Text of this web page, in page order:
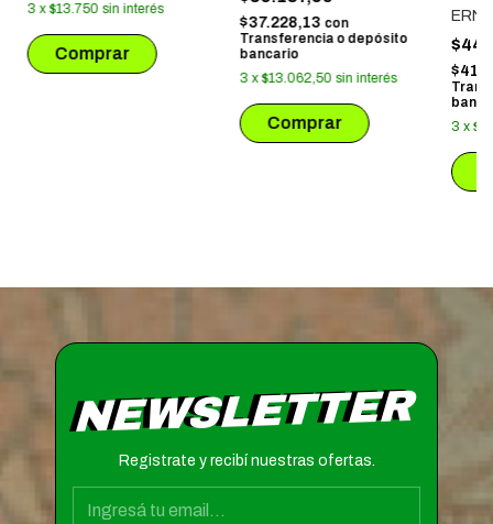
3 x$13.750 sin interés
$37.228,13 con
Transferencia o depósito
bancario
3 x$13.062,50 sin interés
3 x
NEWSLETTER
Registrate y recibí nuestras ofertas.